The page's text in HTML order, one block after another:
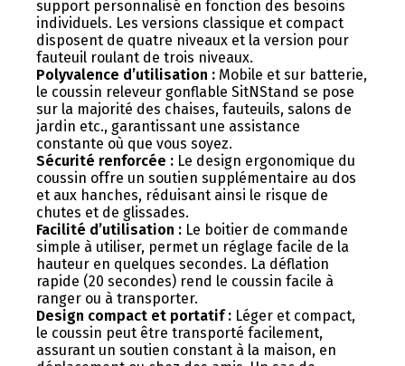
support personnalisé en fonction des besoins
individuels. Les versions classique et compact
disposent de quatre niveaux et la version pour
fauteuil roulant de trois niveaux.
Polyvalence d’utilisation : Mobile et sur batterie,
le coussin releveur gonflable SitNStand se pose
sur la majorité des chaises, fauteuils, salons de
jardin etc., garantissant une assistance
constante où que vous soyez.
Sécurité renforcée : Le design ergonomique du
coussin offre un soutien supplémentaire au dos
et aux hanches, réduisant ainsi le risque de
chutes et de glissades.
Facilité d’utilisation : Le boitier de commande
simple à utiliser, permet un réglage facile de la
hauteur en quelques secondes. La déflation
rapide (20 secondes) rend le coussin facile à
ranger ou à transporter.
Design compact et portatif : Léger et compact,
le coussin peut être transporté facilement,
assurant un soutien constant à la maison, en